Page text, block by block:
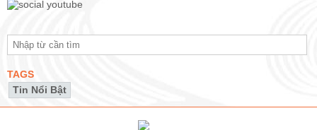
TAGS
Tin Nổi Bật